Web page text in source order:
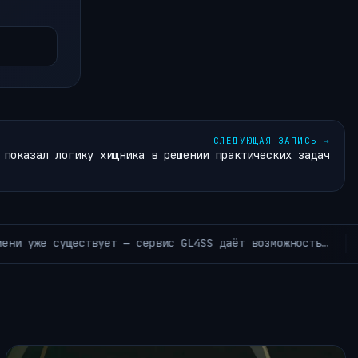
СЛЕДУЮЩАЯ ЗАПИСЬ →
логику хищника в решении практических задач
АРХИВ РУБРИКИ ~КОРОТКО ИЗ TELEGRAM~ Мы принесли вам